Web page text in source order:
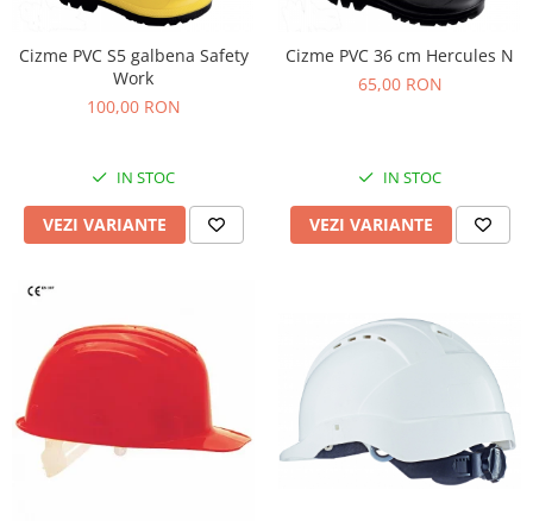
Cizme PVC S5 galbena Safety
Work
100,00 RON
IN STOC
VEZI VARIANTE
Cizme PVC 36 cm Hercules N
65,00 RON
IN STOC
VEZI VARIANTE